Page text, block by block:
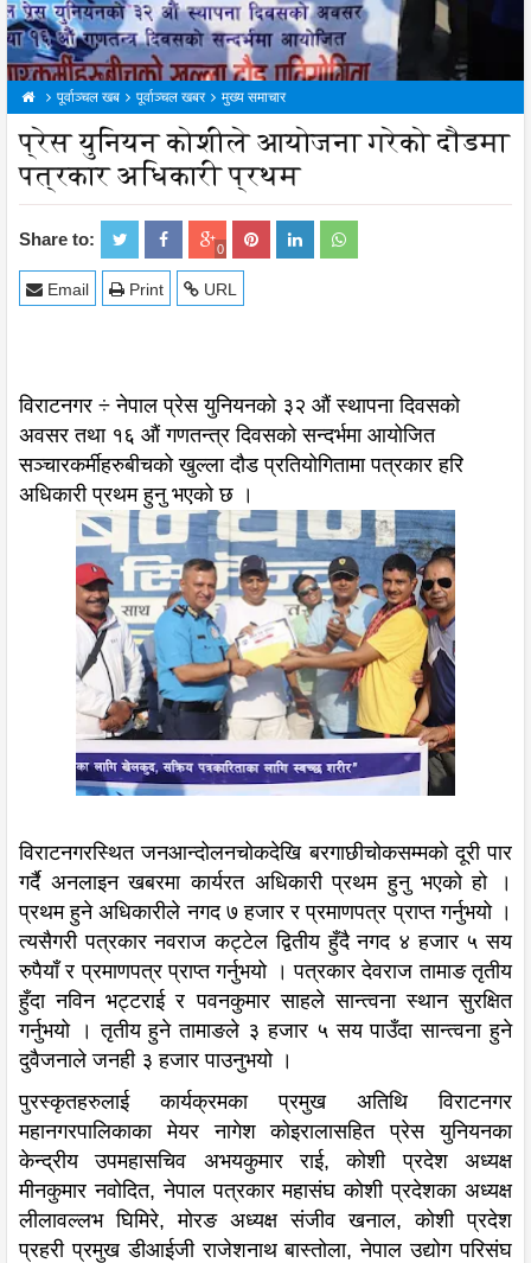
पूर्वाञ्चल खब पूर्वाञ्चल खबर मुख्य समाचार
प्रेस युनियन कोशीले आयोजना गरेको दौडमा
पत्रकार अधिकारी प्रथम
Share to: 0
URL
Print
Email
विराटनगर ÷ नेपाल प्रेस युनियनको ३२ औं स्थापना दिवसको
अवसर तथा १६ औं गणतन्त्र दिवसको सन्दर्भमा आयोजित
सञ्चारकर्मीहरुबीचको खुल्ला दौड प्रतियोगितामा पत्रकार हरि
अधिकारी प्रथम हुनु भएको छ ।
विराटनगरस्थित जनआन्दोलनचोकदेखि बरगाछीचोकसम्मको दूरी पार
गर्दै अनलाइन खबरमा कार्यरत अधिकारी प्रथम हुनु भएको हो ।
प्रथम हुने अधिकारीले नगद ७ हजार र प्रमाणपत्र प्राप्त गर्नुभयो ।
त्यसैगरी पत्रकार नवराज कट्टेल द्वितीय हुँदै नगद ४ हजार ५ सय
रुपैयाँ र प्रमाणपत्र प्राप्त गर्नुभयो । पत्रकार देवराज तामाङ तृतीय
हुँदा नविन भट्टराई र पवनकुमार साहले सान्त्वना स्थान सुरक्षित
गर्नुभयो । तृतीय हुने तामाङले ३ हजार ५ सय पाउँदा सान्त्वना हुने
दुवैजनाले जनही ३ हजार पाउनुभयो ।
पुरस्कृतहरुलाई कार्यक्रमका प्रमुख अतिथि विराटनगर
महानगरपालिकाका मेयर नागेश कोइरालासहित प्रेस युनियनका
केन्द्रीय उपमहासचिव अभयकुमार राई, कोशी प्रदेश अध्यक्ष
मीनकुमार नवोदित, नेपाल पत्रकार महासंघ कोशी प्रदेशका अध्यक्ष
लीलावल्लभ घिमिरे, मोरङ अध्यक्ष संजीव खनाल, कोशी प्रदेश
प्रहरी प्रमुख डीआईजी राजेशनाथ बास्तोला, नेपाल उद्योग परिसंघ